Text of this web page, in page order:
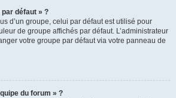
par défaut » ?
d’un groupe, celui par défaut est utilisé pour
de groupe affichés par défaut. L’administrateur
votre groupe par défaut via votre panneau de
du forum » ?